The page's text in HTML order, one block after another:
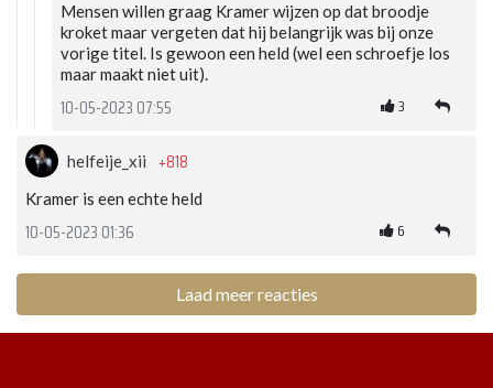
Mensen willen graag Kramer wijzen op dat broodje
kroket maar vergeten dat hij belangrijk was bij onze
vorige titel. Is gewoon een held (wel een schroefje los
maar maakt niet uit).
10-05-2023 07:55 3
helfeije_xii +818
Kramer is een echte held
10-05-2023 01:36 6
Laad meer reacties